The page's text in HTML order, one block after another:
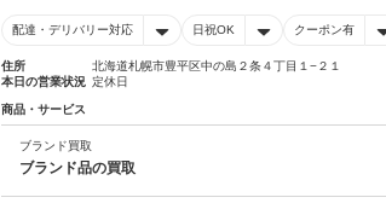
配達・デリバリー対応 日祝OK クーポン有
住所
北海道札幌市豊平区中の島２条４丁目１−２１
本日の営業状況 定休日
商品・サービス
ブランド買取
ブランド品の買取